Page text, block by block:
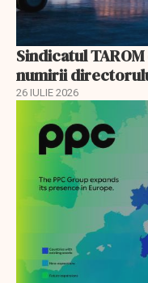
Sindicatul
numirii
26 IULIE 2026